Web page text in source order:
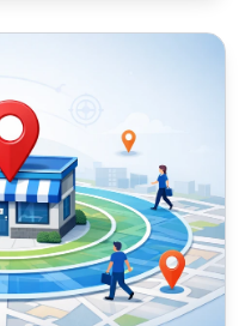
Massimizza il ROI e